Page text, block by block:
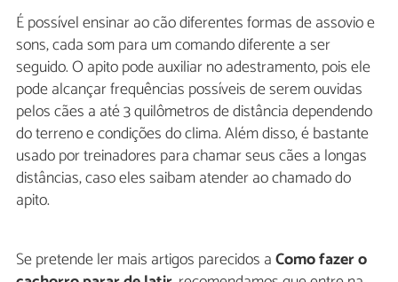
É possível ensinar ao cão diferentes formas de assovio e
sons, cada som para um comando diferente a ser
seguido. O apito pode auxiliar no adestramento, pois ele
pode alcançar frequências possíveis de serem ouvidas
pelos cães a até 3 quilômetros de distância dependendo
do terreno e condições do clima. Além disso, é bastante
usado por treinadores para chamar seus cães a longas
distâncias, caso eles saibam atender ao chamado do
apito.
Se pretende ler mais artigos parecidos aComo fazer o